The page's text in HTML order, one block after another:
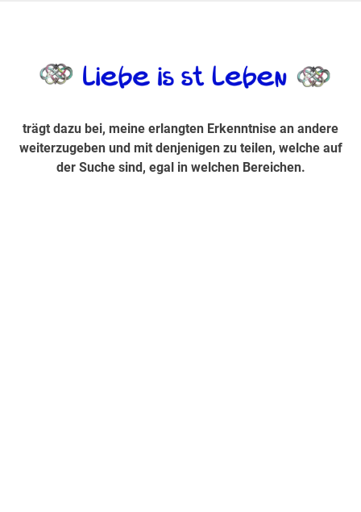
Suche sind, egal in welchen Bereichen.
trägt dazu bei, meine erlangten Erkenntnise an andere
weiterzugeben und mit denjenigen zu teilen, welche auf
der Suche sind, egal in welchen Bereichen.